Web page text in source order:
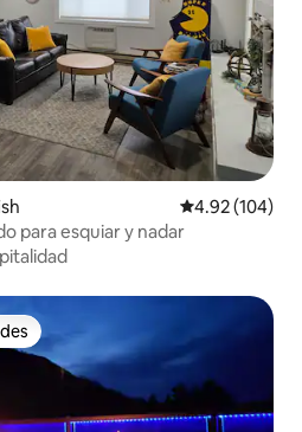
Calificación
4.92 (104)
para esquiar y nadar
entre huéspedes